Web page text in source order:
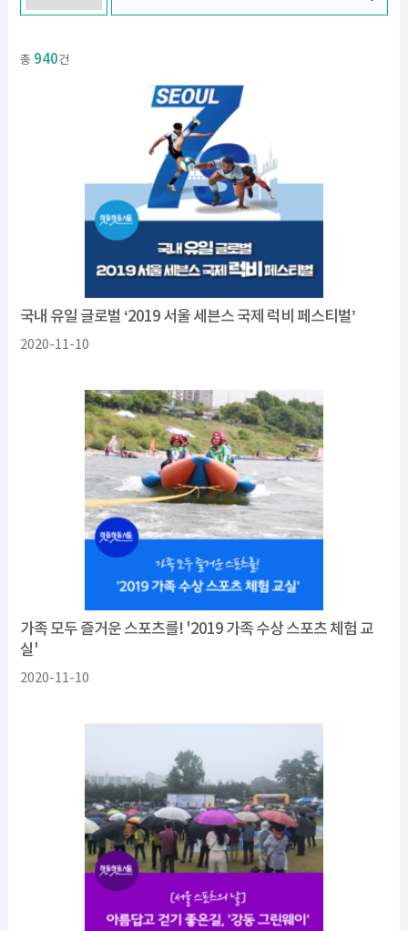
총 940건
국내 유일 글로벌 ‘2019 서울 세븐스 국제 럭비 페스티벌’
2020-11-10
가족 모두 즐거운 스포츠를! '2019 가족 수상 스포츠 체험 교
실'
2020-11-10